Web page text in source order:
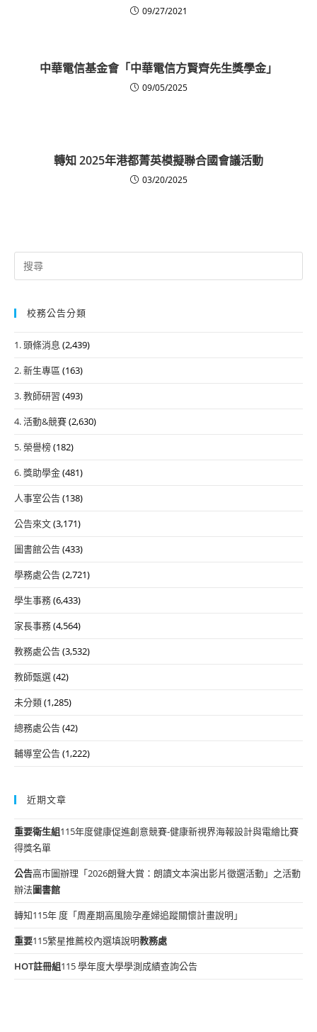
09/27/2021
中華電信基金會「中華電信方賢齊先生獎學金」
09/05/2025
轉知 2025年港都菁英模擬聯合國會議活動
03/20/2025
Search
for:
校務公告分類
1. 頭條消息 (2,439)
2. 新生專區 (163)
3. 教師研習 (493)
4. 活動&競賽(2,630)
5. 榮譽榜(182)
6. 獎助學金(481)
人事室公告(138)
公告來文(3,171)
圖書館公告(433)
學務處公告(2,721)
學生事務(6,433)
家長事務(4,564)
教務處公告(3,532)
教師甄選(42)
未分類(1,285)
總務處公告(42)
輔導室公告(1,222)
近期文章
重要衛生組115年度健康促進創意競賽-健康新視界海報設計與電繪比賽
得獎名單
公告高市圖辦理「2026朗聲大賞：朗讀文本演出影片徵選活動」之活動
辦法圖書館
轉知115年 度「周產期高風險孕產婦追蹤關懷計畫說明」
重要115繁星推薦校內選填說明教務處
HOT註冊組115 學年度大學學測成績查詢公告